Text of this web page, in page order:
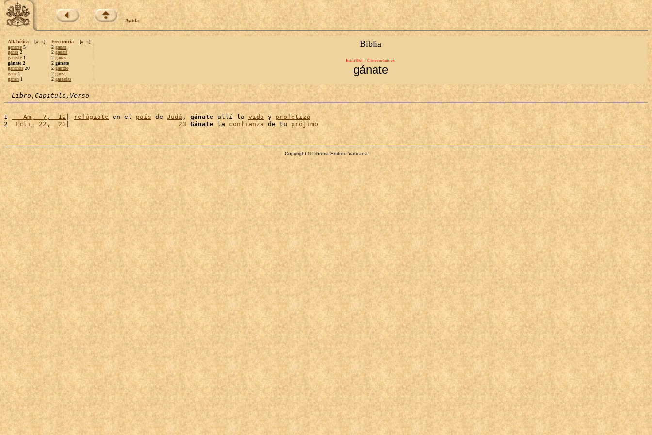
Ayuda
Alfabética [« »]
ganarse 5
ganas 2
ganaste 1
gánate 2
ganchos 20
gane 1
ganen 1
Frecuencia [« »]
2 ganan
2 ganará
2 ganas
2 gánate
2 garrote
2 garza
2 gastadas
Biblia
IntraText - Concordancias
gánate
Libro,Capítulo,Verso
1
   Am,  7,  12
| refúgiate en el país de Judá, gánate allí la vida y profetiza
2 Ecli, 22,  23 | 23 Gánate la confianza de tu prójimo
Copyright © Libreria Editrice Vaticana